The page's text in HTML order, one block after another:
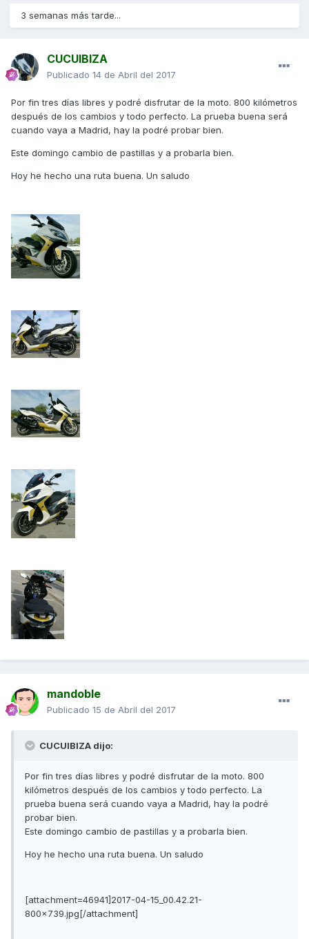
3 semanas más tarde...
CUCUIBIZA
Publicado 14 de Abril del 2017
Por fin tres días libres y podré disfrutar de la moto. 800 kilómetros
después de los cambios y todo perfecto. La prueba buena será
cuando vaya a Madrid, hay la podré probar bien.
Este domingo cambio de pastillas y a probarla bien.
Hoy he hecho una ruta buena. Un saludo
mandoble
Publicado 15 de Abril del 2017
CUCUIBIZA dijo:
Por fin tres días libres y podré disfrutar de la moto. 800
kilómetros después de los cambios y todo perfecto. La
prueba buena será cuando vaya a Madrid, hay la podré
probar bien.
Este domingo cambio de pastillas y a probarla bien.
Hoy he hecho una ruta buena. Un saludo
[attachment=46941]2017-04-15_00.42.21-
800x739.jpg[/attachment]